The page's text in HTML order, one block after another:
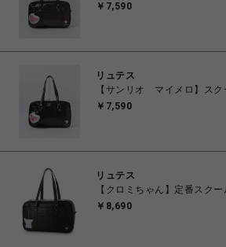
￥7,590
リュテス
【サンリオ マイメロ】ス
￥7,590
リュテス
【クロミちゃん】定番スク
￥8,690